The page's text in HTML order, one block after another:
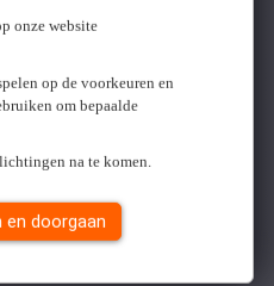
onze website
op de voorkeuren en
om bepaalde
na te komen.
en doorgaan